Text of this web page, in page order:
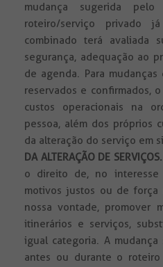
mudança sugerida
roteiro/serviço privado
combinado terá avaliada
segurança, adequação ao
de agenda. Para
reservados e confirmados,
custos operacionais na
pessoa, além dos próprios
da alteração do serviço em
DA ALTERAÇÃO DE SERVIÇOS.
o direito de, no interesse
motivos justos ou de força
nossa vontade, promover
itinerários e serviços,
igual categoria. A
antes ou durante o